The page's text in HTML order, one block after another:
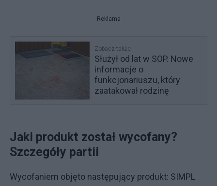
Reklama
Zobacz także
Służył od lat w SOP. Nowe
informacje o
funkcjonariuszu, który
zaatakował rodzinę
Jaki produkt został wycofany?
Szczegóły partii
Wycofaniem objęto następujący produkt: SIMPL